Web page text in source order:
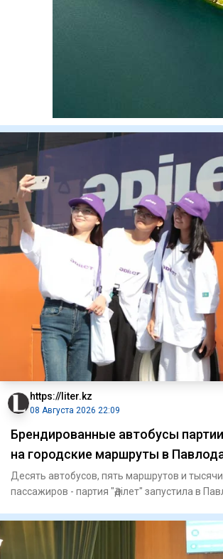
https://liter.kz
08 Августа 2026 22:09
Брендированные автобусы партии
на городские маршруты в
Десять автобусов, пять маршрутов и
пассажиров - партия "Әділет" запустила в